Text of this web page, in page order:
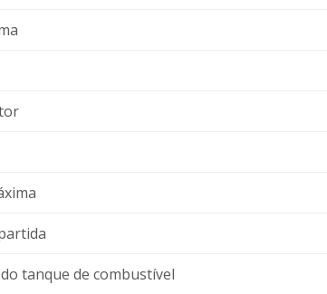
tanque de combustível